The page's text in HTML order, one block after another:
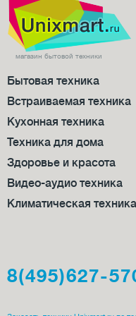
магазин бытовой техники
Бытовая техника
Встраиваемая техника
Кухонная техника
Техника для дома
Здоровье и красота
Видео-аудио техника
Климатическая техника
8(495)627-